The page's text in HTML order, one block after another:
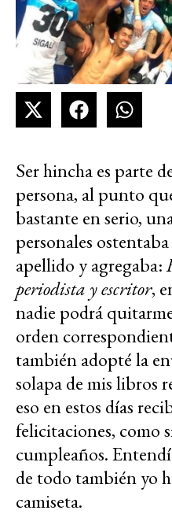
Ser hincha es parte
persona, al punto
bastante en serio,
personales
apellido y agregaba:
periodista y escritor,
nadie podrá
orden
también adopté la
solapa de mis libros
eso en estos días
felicitaciones, como
cumpleaños.
de todo también yo
camiseta.